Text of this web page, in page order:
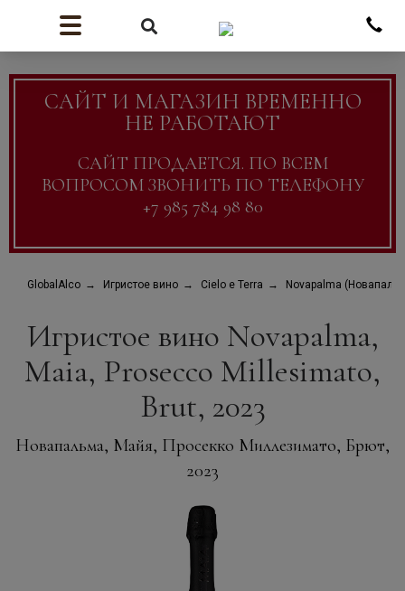
САЙТ И МАГАЗИН ВРЕМЕННО
НЕ РАБОТАЮТ
САЙТ ПРОДАЕТСЯ. ПО ВСЕМ
ВОПРОСОМ ЗВОНИТЬ ПО ТЕЛЕФОНУ
+7 985 784 98 80
GlobalAlco Игристое вино Cielo e Terra Novapalma
Игристое вино Novapalma,
Maia, Prosecco Millesimato,
Brut, 2023
Новапальма, Майя, Просекко Миллезимато, Брют,
2023